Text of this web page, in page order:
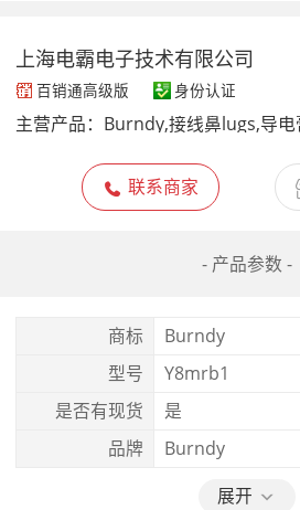
上海电霸电子技术有限公司
百销通高级版 身份认证
主营产品：
联系商家
- 产品参数 -
商标
Burndy
型号
Y8mrb1
是否有现货
是
品牌
Burndy
展开